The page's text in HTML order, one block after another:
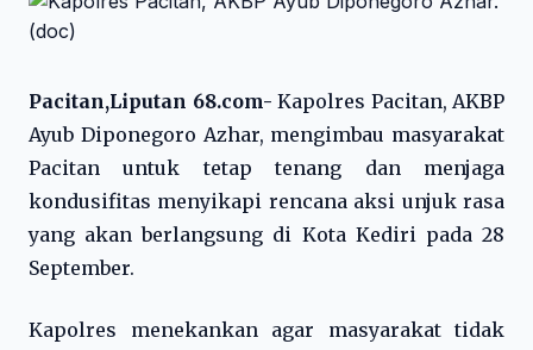
Pacitan,Liputan 68.com- Kapolres Pacitan, AKBP
Ayub Diponegoro Azhar, mengimbau masyarakat
Pacitan untuk tetap tenang dan menjaga
kondusifitas menyikapi rencana aksi unjuk rasa
yang akan berlangsung di Kota Kediri pada 28
September.
Kapolres menekankan agar masyarakat tidak